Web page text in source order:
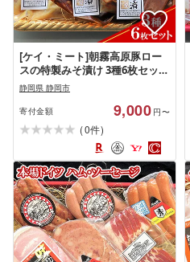
[ケイ・ミート]朝霧高原豚ロー
スの特製みそ漬け 3種6枚セット
[配送不可:北海道・沖縄・離
島]◆ | 特製みそ漬け 簡単調理
丼もの もう1品
静岡県 静岡市
寄付金額 9,000 円〜
(0件)